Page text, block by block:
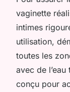
vaginette
intimes
utilisation,
toutes les
avec de
conçu pour